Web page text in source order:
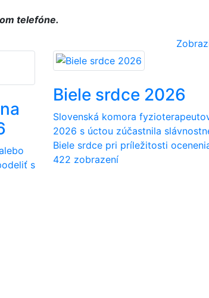
telefóne.
s
Biele srdce 2026
Slovenská komora
2026 s úctou zúčastnila
Biele srdce pri príležitosti
422 zobrazení